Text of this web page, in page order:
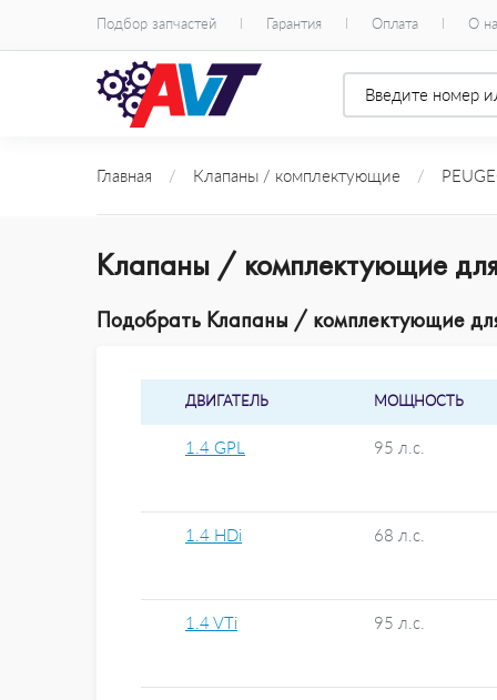
Подбор запчастей Гарантия Оплата О
Главная / Клапаны / комплектующие /
Клапаны / комплектующие
Подобрать Клапаны / комплектующие
ДВИГАТЕЛЬ МОЩНОСТЬ
1.4 GPL 95 л.с.
1.4 HDi 68 л.с.
1.4 VTi 95 л.с.